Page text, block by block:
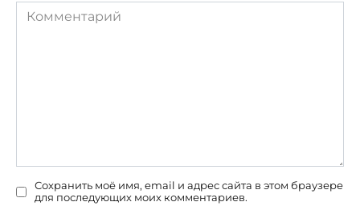
Комментарий
Сохранить моё имя, email и адрес сайта в этом браузере
для последующих моих комментариев.